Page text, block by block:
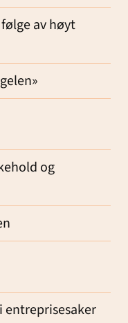
av høyt
og
entreprisesaker